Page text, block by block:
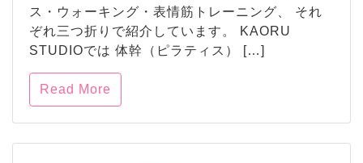
ス・ウォーキング・表情筋トレーニング、 それ
ぞれ三つ折りで紹介しています。 KAORU
STUDIOでは 体幹（ピラティス） […]
Read More